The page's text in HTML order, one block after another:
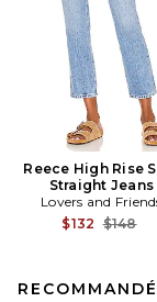
Reece High Rise
Straight Jeans
Lovers and
$132 Previous
$148